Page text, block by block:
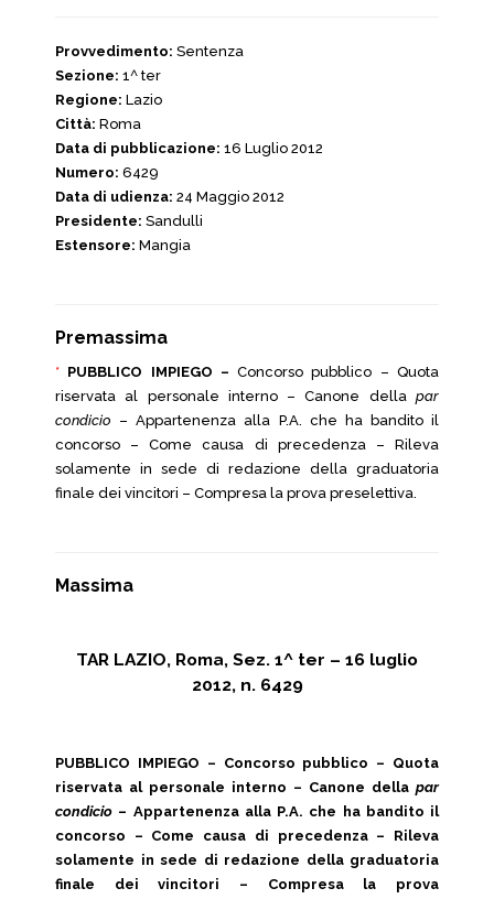
Provvedimento: Sentenza
Sezione: 1^ ter
Regione: Lazio
Città: Roma
Data di pubblicazione: 16 Luglio 2012
Numero: 6429
Data di udienza: 24 Maggio 2012
Presidente: Sandulli
Estensore: Mangia
Premassima
* PUBBLICO IMPIEGO –Concorso pubblico – Quota
riservata al personale interno – Canone della par
condicio – Appartenenza alla P.A. che ha bandito il
concorso – Come causa di precedenza – Rileva
solamente in sede di redazione della graduatoria
finale dei vincitori – Compresa la prova preselettiva.
Massima
TAR LAZIO, Roma, Sez. 1^ ter – 16 luglio
2012, n. 6429
PUBBLICO IMPIEGO – Concorso pubblico – Quota
riservata al personale interno – Canone della par
condicio – Appartenenza alla P.A. che ha bandito il
concorso – Come causa di precedenza – Rileva
solamente in sede di redazione della graduatoria
finale dei vincitori – Compresa la prova